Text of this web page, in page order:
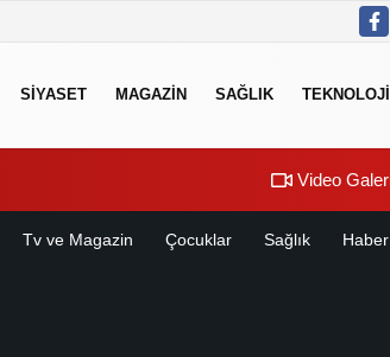
SİYASET MAGAZİN SAĞLIK TEKNOLOJİ
Video
Tv ve Magazin Çocuklar Sağlık Haber